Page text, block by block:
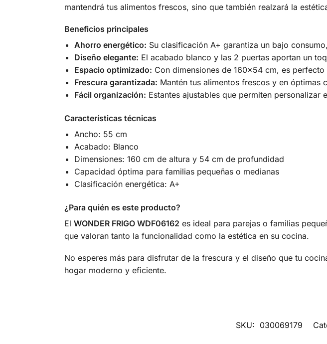
mantendrá tus alimentos frescos, sino que también realzará la
Beneficios principales
Ahorro energético: Su clasificación A+ garantiza un bajo
Diseño elegante: El acabado blanco y las 2 puertas aportan un
Espacio optimizado: Con dimensiones de 160×54 cm, es
Frescura garantizada: Mantén tus alimentos frescos y en
Fácil organización: Estantes ajustables que permiten personalizar
Características técnicas
Ancho: 55 cm
Acabado: Blanco
Dimensiones: 160 cm de altura y 54 cm de profundidad
Capacidad óptima para familias pequeñas o medianas
Clasificación energética: A+
¿Para quién es este producto?
El WONDER FRIGO WDF06162 es ideal para parejas o familias
que valoran tanto la funcionalidad como la estética en su cocina.
No esperes más para disfrutar de la frescura y el diseño que tu
hogar moderno y eficiente.
SKU: 030069179